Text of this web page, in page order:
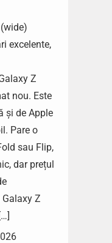
excelente,
Z
nou. Este
și de Apple
Pare o
sau Flip,
dar prețul
Z